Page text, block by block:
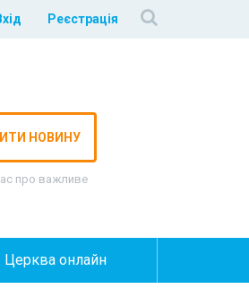
Реєстрація
НОВИНУ
про важливе
Церква онлайн